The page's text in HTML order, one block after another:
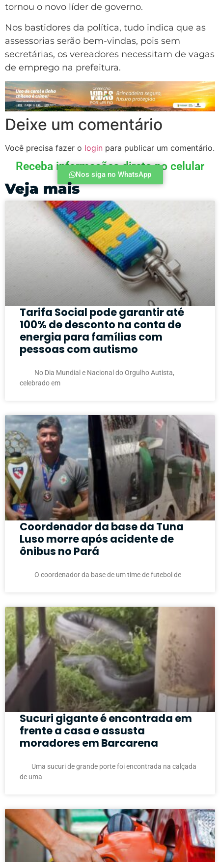
tornou o novo líder de governo.
Nos bastidores da política, tudo indica que as
assessorias serão bem-vindas, pois sem
secretárias, os vereadores necessitam de vagas
de emprego na prefeitura.
Deixe um comentário
Você precisa fazer o login para publicar um comentário.
Receba informações direto no celular
Nos siga no WhatsApp
Veja mais
Tarifa Social pode garantir até
100% de desconto na conta de
energia para famílias com
pessoas com autismo
No Dia Mundial e Nacional do Orgulho Autista,
celebrado em
Coordenador da base da Tuna
Luso morre após acidente de
ônibus no Pará
O coordenador da base de um time de futebol de
Sucuri gigante é encontrada em
frente a casa e assusta
moradores em Barcarena
Uma sucuri de grande porte foi encontrada na calçada
de uma